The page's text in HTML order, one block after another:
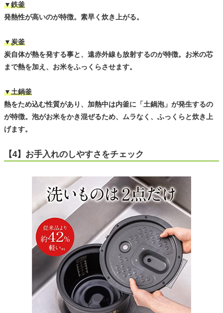
▼鉄釜
発熱性が高いのが特徴。素早く炊き上がる。
▼炭釜
炭自体が熱を発する事と、遠赤外線も放射するのが特徴。お米の芯
まで熱を加え、お米をふっくらさせます。
▼土鍋釜
熱をため込む性質があり、加熱中は内釜に「土鍋泡」が発生するの
が特徴。泡がお米をかき混ぜるため、ムラなく、ふっくらと炊き上
げます。
【4】お手入れのしやすさをチェック